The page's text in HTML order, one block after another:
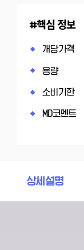
핵심 정보
개당가격
용량
소비기한
MD코멘트
상세설명